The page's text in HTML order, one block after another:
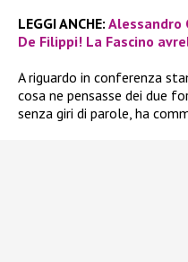
LEGGI ANCHE: Alessandro
De Filippi! La Fascino
A riguardo in conferenza
cosa ne pensasse dei due
senza giri di parole, ha